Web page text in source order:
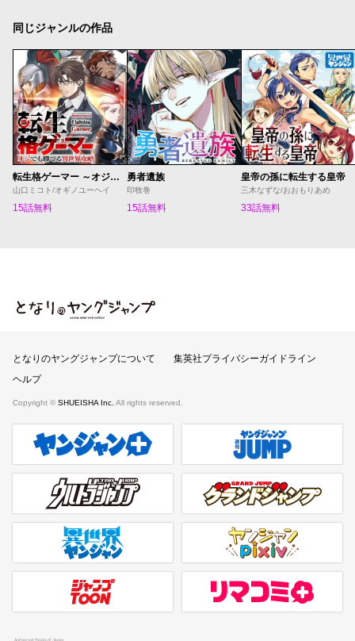
同じジャンルの作品
転生格ゲーマー ～オジでも勝てる異世界攻略～
山口ミコト/オギノユーヘイ
15話無料
勇者遺族
印牧巻
15話無料
皇帝の孫に転生する皇帝
三木なずな/おおもりあめ
33話無料
となりのヤングジャンプ
となりのヤングジャンプについて
集英社プライバシーガイドライン
ヘルプ
Copyright © SHUEISHA Inc. All rights reserved.
ヤンジャンプラス 週刊ヤングジャンプ公式サイト
ウルトラジャンプ グランドジャンプ
異世界ヤンジャン ヤンジャンpixiv
ジャンプTOON リマコミ＋